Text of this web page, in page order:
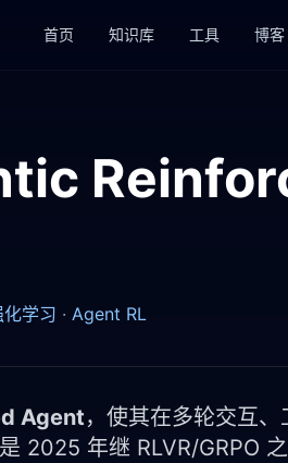
首页 知识库 工具 博客
学习 · Agent RL
Agent，使其在多轮交互
2025 年继 RLVR/GRPO